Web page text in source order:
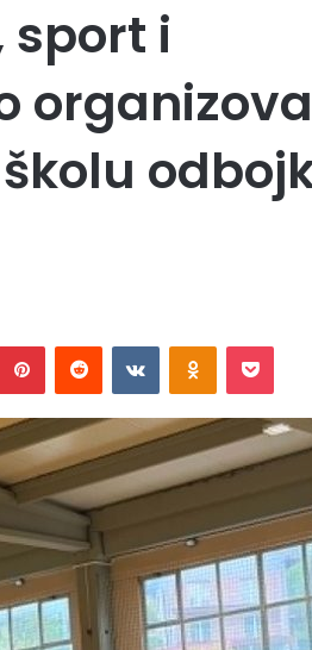
sport i